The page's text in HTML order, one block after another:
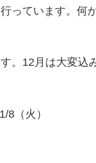
っています。何
。12月は大変
8（火）